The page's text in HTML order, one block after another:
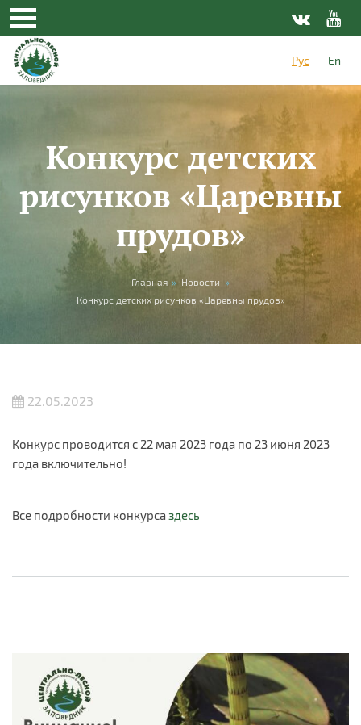
Перейти к основному содержанию
Рус
En
Конкурс детских
рисунков «Царевны
прудов»
Вы здесь Главная » Новости »
Конкурс детских рисунков «Царевны прудов»
22.05.2023
Конкурс проводится с 22 мая 2023 года по 23 июня 2023
года включительно!
Все подробности конкурсаздесь